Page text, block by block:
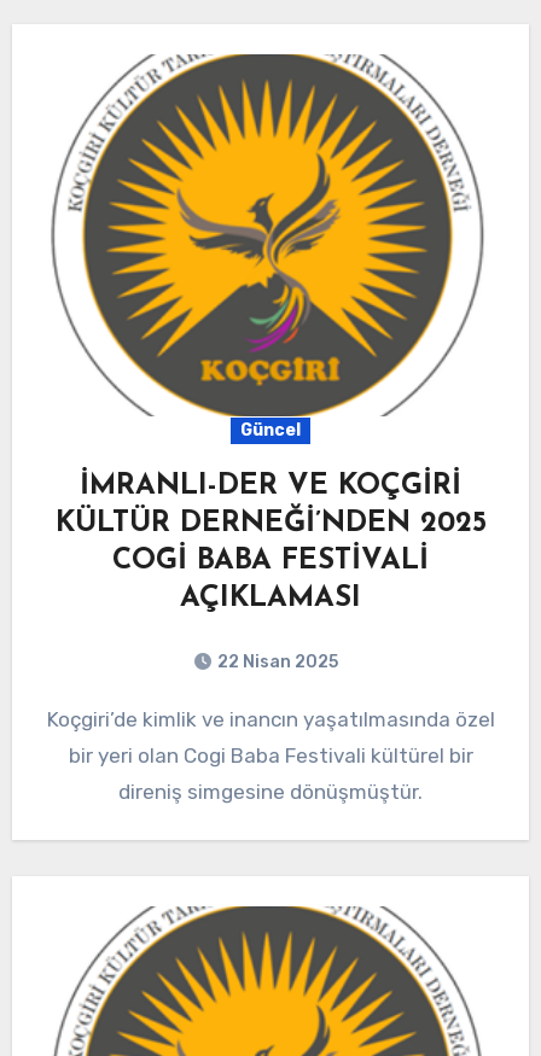
Güncel
İMRANLI-DER VE KOÇGİRİ
KÜLTÜR DERNEĞİ’NDEN 2025
COGİ BABA FESTİVALİ
AÇIKLAMASI
22 Nisan 2025
Koçgiri’de kimlik ve inancın yaşatılmasında özel
bir yeri olan Cogi Baba Festivali kültürel bir
direniş simgesine dönüşmüştür.